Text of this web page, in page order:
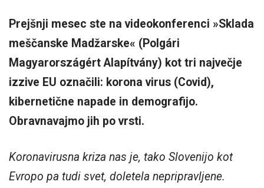
Prejšnji mesec ste na videokonferenci »Sklada
meščanske Madžarske« (Polgári
Magyarországért Alapítvány) kot tri največje
izzive EU označili: korona virus (Covid),
kibernetične napade in demografijo.
Obravnavajmo jih po vrsti.
Koronavirusna kriza nas je, tako Slovenijo kot
Evropo pa tudi svet, doletela nepripravljene.